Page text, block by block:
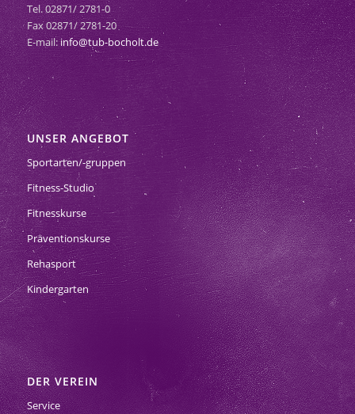
Tel. 02871/ 2781-0
Fax 02871/ 2781-20
E-mail:info@tub-bocholt.de
UNSER ANGEBOT
Sportarten/-gruppen
Fitness-Studio
Fitnesskurse
Präventionskurse
Rehasport
Kindergarten
DER VEREIN
Service